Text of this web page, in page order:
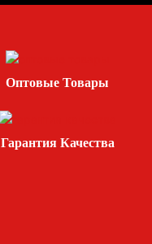
Оптовые Товары
Гарантия Качества